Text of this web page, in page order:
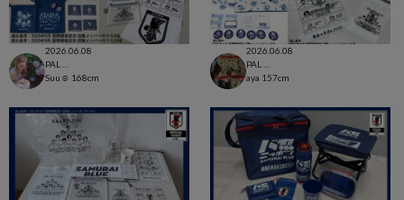
2026.06.08
Suu☺︎ 168cm
2026.06.08
aya 157cm